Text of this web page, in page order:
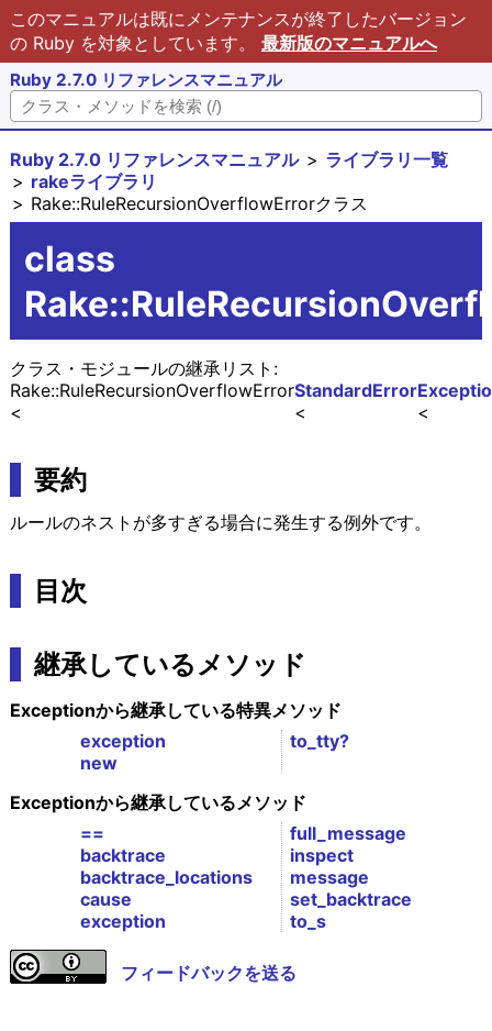
このマニュアルは既にメンテナンスが終了したバージョン
の Ruby を対象としています。 最新版のマニュアルへ
Ruby 2.7.0 リファレンスマニュアル
Ruby 2.7.0 リファレンスマニュアル
ライブラリ一覧
rakeライブラリ
Rake::RuleRecursionOverflowErrorクラス
class
クラス・モジュールの継承リスト:
StandardError
Rake::RuleRecursionOverflowError
要約
ルールのネストが多すぎる場合に発生する例外です。
目次
継承しているメソッド
Exceptionから継承している特異メソッド
exception
new
to_tty?
Exceptionから継承しているメソッド
==
backtrace
backtrace_locations
cause
exception
full_message
inspect
message
set_backtrace
to_s
フィードバックを送る